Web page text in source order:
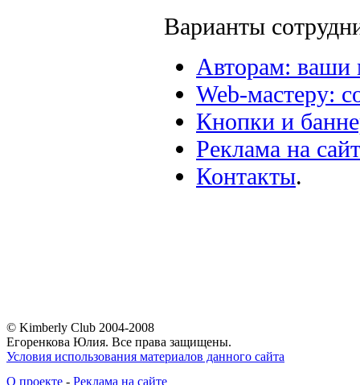
Варианты
Авторам: ваши
Web-мастеру:
Кнопки и
Реклама на
Контакты.
© Kimberly Club 2004-2008
Егоренкова Юлия. Все права защищены.
Условия использования материалов данного сайта
О проекте - Реклама на сайте